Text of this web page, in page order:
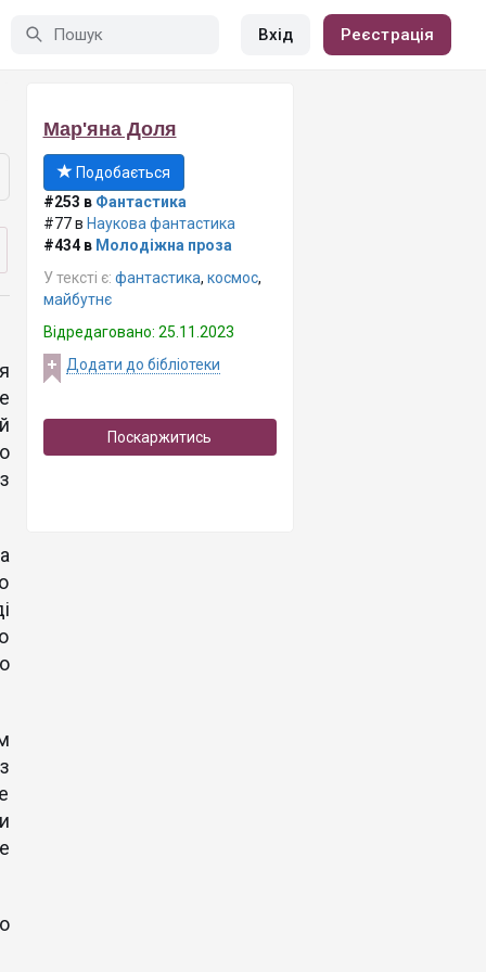
Вхід Реєстрація
Мар'яна Доля
Подобається
#253 в Фантастика
#77 в Наукова фантастика
#434 в Молодіжна проза
У тексті є: фантастика, космос,
майбутнє
Відредаговано: 25.11.2023
Додати до бібліотеки
Поскаржитись